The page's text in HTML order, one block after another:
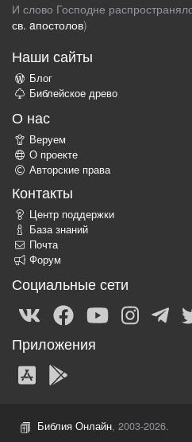
И слово Господне
св. aпостолов)
Наши сайты
Блог
Библейское древо
О нас
Веруем
О проекте
Авторские права
Контакты
Центр поддержки
База знаний
Почта
Форум
Социальные сети
Приложения
Библия Онлайн, 2003-2026.